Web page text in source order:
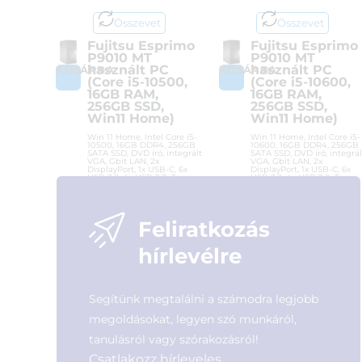
Összevet
KOSÁRBA
Fujitsu Esprimo
P9010 MT
használt PC
(Core i5-10500,
16GB RAM,
256GB SSD,
Win11 Home)
Win 11 Home, Intel Core i5-
10500, 16GB DDR4, 256GB
SATA SSD, DVD író, integrált
VGA, Gbit LAN, 2x
DisplayPort, 1x USB-C, 6x
USB 3.2, 4x USB 2.0, Torony
10500/16GB/256GB/DVDRW/W11
Kategória:
Használt
számítógépek
Azonosító:56260
Összevet
KOSÁRBA
Fujitsu Esprimo
P9010 MT
használt PC
(Core i5-10600,
16GB RAM,
256GB SSD,
Win11 Home)
Win 11 Home, Intel Core i5-
10600, 16GB DDR4, 256GB
SATA SSD, DVD író,
VGA, Gbit LAN, 2x
DisplayPort, 1x USB-C, 6x
USB 3.2, 4x USB 2.0, Torony
10600/16GB/256GB/DVDRW/W11
Kategória:
Azonosító:56064
Feliratkozás
hírlevélre
Segítünk megtalálni a számodra legjobb
megoldásokat, legyen szó munkáról,
tanulásról vagy szórakozásról!